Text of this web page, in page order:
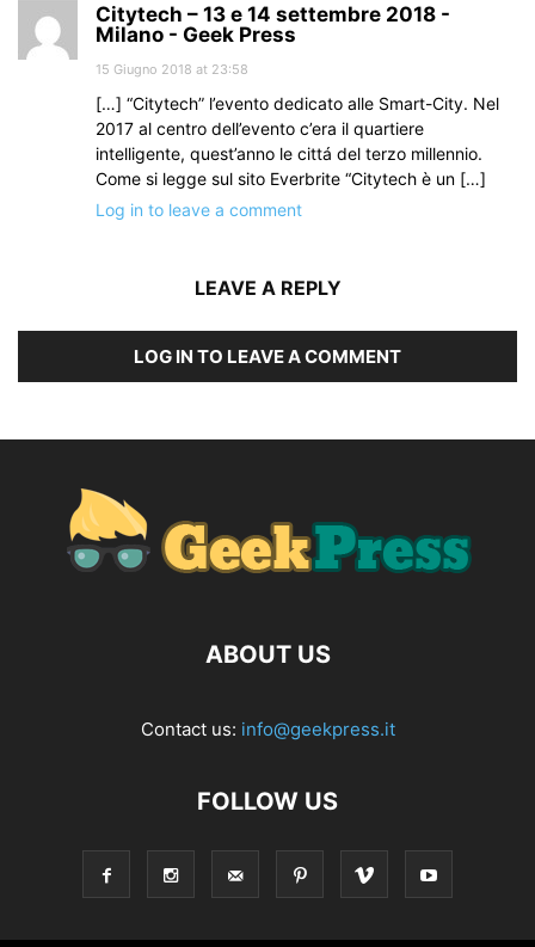
Citytech – 13 e 14 settembre 2018 -
Milano - Geek Press
15 Giugno 2018 at 23:58
[…] “Citytech” l’evento dedicato alle Smart-City. Nel
2017 al centro dell’evento c’era il quartiere
intelligente, quest’anno le cittá del terzo millennio.
Come si legge sul sito Everbrite “Citytech è un […]
Log in to leave a comment
LEAVE A REPLY
LOG IN TO LEAVE A COMMENT
ABOUT US
Contact us: info@geekpress.it
FOLLOW US